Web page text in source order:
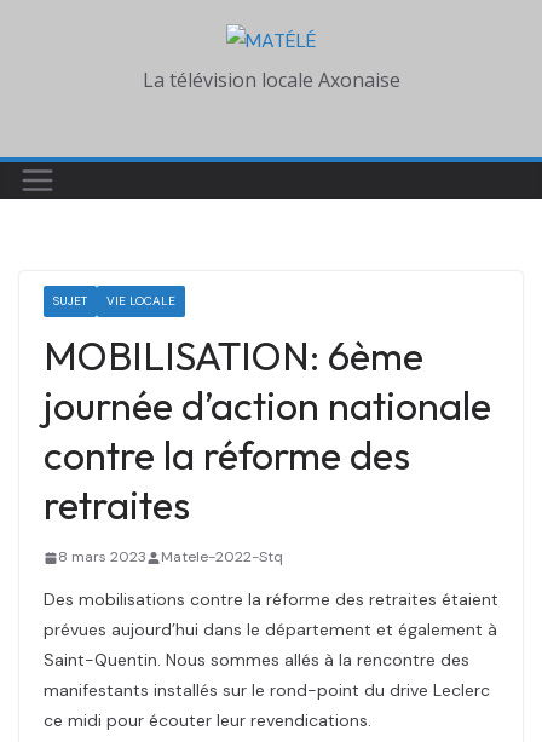
La télévision locale Axonaise
SUJET VIE LOCALE
MOBILISATION: 6ème
journée d’action nationale
contre la réforme des
retraites
8 mars 2023 Matele-2022-Stq
Des mobilisations contre la réforme des retraites étaient
prévues aujourd’hui dans le département et également à
Saint-Quentin. Nous sommes allés à la rencontre des
manifestants installés sur le rond-point du drive Leclerc
ce midi pour écouter leur revendications.